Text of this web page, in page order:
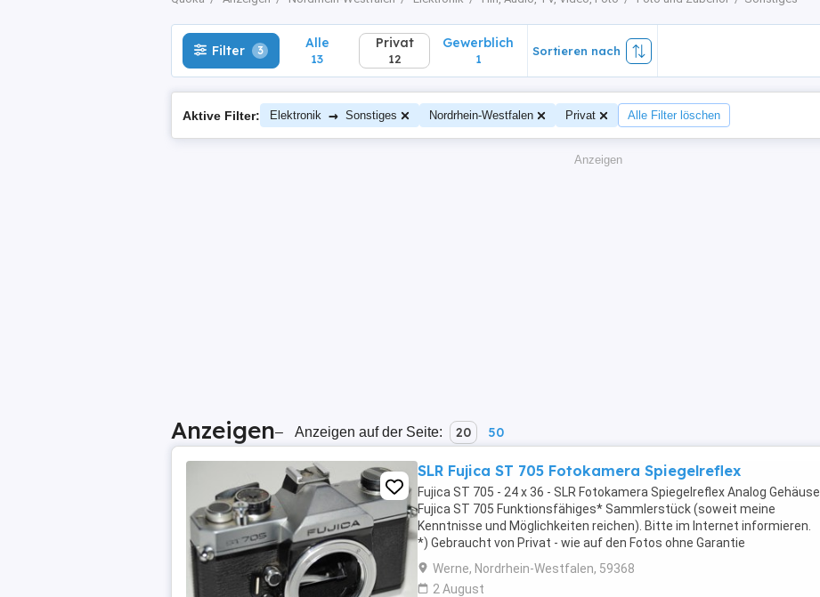
Filter 3 Alle
13
Privat
12
Gewerblich
1
Sortieren nach
Aktive Filter: Elektronik → Sonstiges Nordrhein-Westfalen Privat Alle Filter löschen
Anzeigen
Anzeigen– Anzeigen auf der Seite: 20 50
SLR Fujica ST 705 Fotokamera Spiegelreflex
Fujica ST 705 - 24 x 36 - SLR Fotokamera Spiegelreflex Analog Gehäuse
Fujica ST 705 Funktionsfähiges* Sammlerstück (soweit meine
Kenntnisse und Möglichkeiten reichen). Bitte im Internet informieren.
*) Gebraucht von Privat - wie auf den Fotos ohne Garantie
Gewährleistung Umtausch Rücknahme Wandlung. Versand ...
Werne, Nordrhein-Westfalen, 59368
2 August